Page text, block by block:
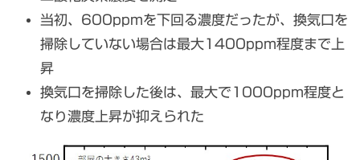
当初、600ppmを下回る濃度だったが、換気口を
掃除していない場合は最大1400ppm程度まで上
昇
換気口を掃除した後は、最大で1000ppm程度と
なり濃度上昇が抑えられた